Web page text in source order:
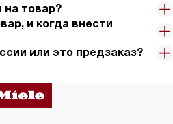
на товар?
и когда внести
или это предзаказ?